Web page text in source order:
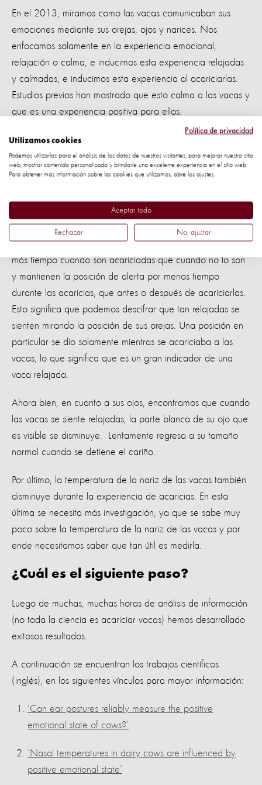
En el 2013, miramos como las vacas comunicaban sus
emociones mediante sus orejas, ojos y narices. Nos
enfocamos solamente en la experiencia emocional,
relajación o calma, e inducimos esta experiencia relajadas
y calmadas, e inducimos esta experiencia al acariciarlas.
Estudios previos han mostrado que esto calma a las vacas y
que es una experiencia positiva para ellas.
Encontramos que las vacas sostienen sus orejas en cuatro
posiciones diferentes, dos cuando se encuentran relajadas
Las vacas sostienen la posición de relajación por mucho
más tiempo cuando son acariciadas que cuando no lo son
y mantienen la posición de alerta por menos tiempo
durante las acaricias, que antes o después de acariciarlas.
Esto significa que podemos descifrar que tan relajadas se
sienten mirando la posición de sus orejas. Una posición en
particular se dio solamente mientras se acariciaba a las
vacas, lo que significa que es un gran indicador de una
vaca relajada.
Ahora bien, en cuanto a sus ojos, encontramos que cuando
las vacas se siente relajadas, la parte blanca de su ojo que
es visible se disminuye. Lentamente regresa a su tamaño
normal cuando se detiene el cariño.
Por último, la temperatura de la nariz de las vacas también
disminuye durante la experiencia de acaricias. En esta
última se necesita más investigación, ya que se sabe muy
poco sobre la temperatura de la nariz de las vacas y por
ende necesitamos saber que tan útil es medirla.
¿Cuál es el siguiente paso?
Luego de muchas, muchas horas de análisis de información
(no toda la ciencia es acariciar vacas) hemos desarrollado
exitosos resultados.
A continuación se encuentran los trabajos científicos
(inglés), en los siguientes vínculos para mayor información:
‘Can ear postures reliably measure the positive
emotional state of cows?’
‘Nasal temperatures in dairy cows are influenced by
positive emotional state’
Política de privacidad
Utilizamos cookies
Podemos utilizarlas para el análisis de los datos de nuestros visitantes, para mejorar nuestro sitio
web, mostrar contenido personalizado y brindarle una excelente experiencia en el sitio web.
Para obtener más información sobre las cookies que utilizamos, abre los ajustes.
Aceptar todo
Rechazar No, ajustar